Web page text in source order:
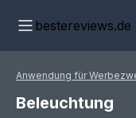
bestereviews.de
Anwendung für
Beleuchtung